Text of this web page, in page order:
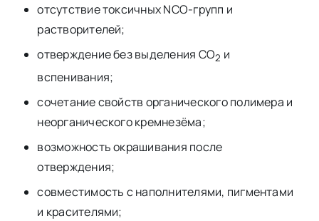
отсутствие токсичных NCO-групп и
растворителей;
отверждение без выделения CO2 и
вспенивания;
сочетание свойств органического полимера и
неорганического кремнезёма;
возможность окрашивания после
отверждения;
совместимость с наполнителями, пигментами
и красителями;